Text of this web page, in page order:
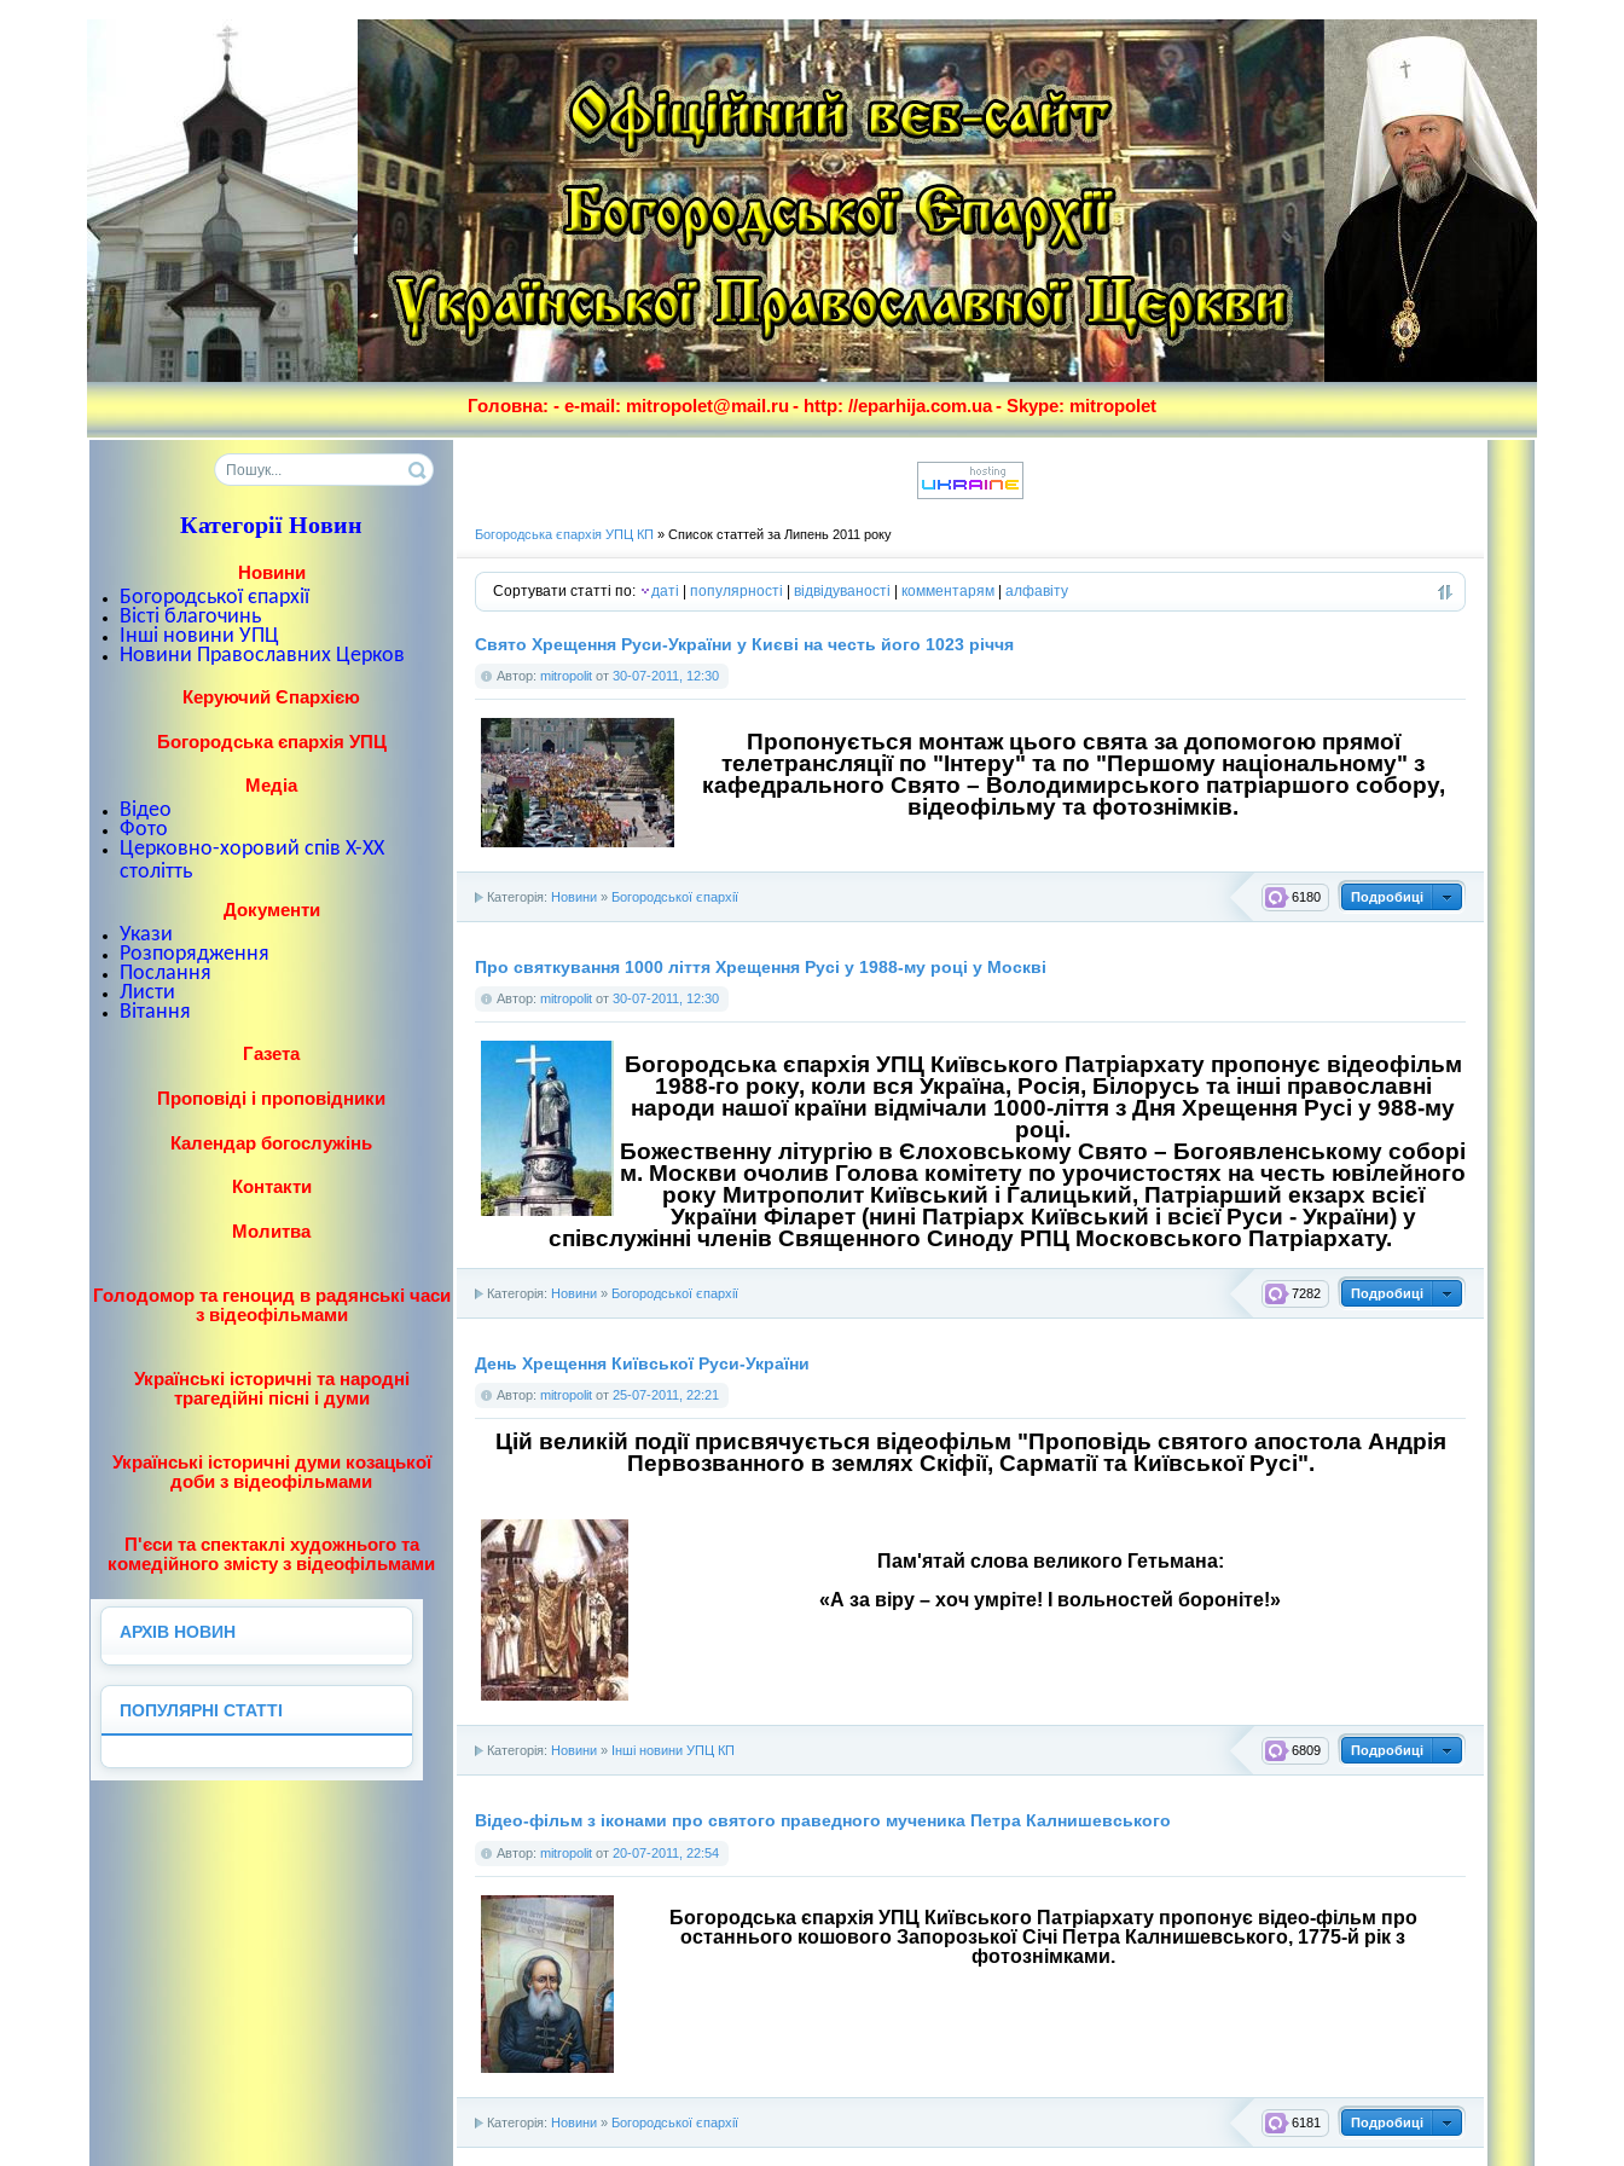
Головна: - e-mail: mitropolet@mail.ru- http: //eparhija.com.ua- Skype: mitropolet
Категорії Новин
Новини
Богородської єпархії
Вісті благочинь
Інші новини УПЦ
Новини Православних Церков
Керуючий Єпархією
Богородська єпархія УПЦ
Медіа
Відео
Фото
Церковно-хоровий спів X-XX
столітть
Документи
Укази
Розпорядження
Послання
Листи
Вітання
Газета
Проповіді і проповідники
Календар богослужінь
Контакти
Молитва
Голодомор та геноцид в радянські часи
з відеофільмами
Українські історичні та народні
трагедійні пісні і думи
Українські історичні думи козацької
доби з відеофільмами
П'єси та спектаклі художнього та
комедійного змісту з відеофільмами
АРХІВ НОВИН
ПОПУЛЯРНІ СТАТТІ
Богородська єпархія УПЦ КП » Список статтей за Липень 2011 року
Сортувати статті по: даті | популярності | відвідуваності | комментарям | алфавіту
Свято Хрещення Руси-України у Києві на честь його 1023 річчя
Автор: mitropolit от 30-07-2011, 12:30
Пропонується монтаж цього свята за допомогою прямої
телетрансляції по "Інтеру" та по "Першому національному" з
кафедрального Свято – Володимирського патріаршого собору,
відеофільму та фотознімків.
Подробиці
6180
Категорія: Новини » Богородської єпархії
Про святкування 1000 ліття Хрещення Русі у 1988-му році у Москві
Автор: mitropolit от 30-07-2011, 12:30
Богородська єпархія УПЦ Київського Патріархату пропонує відеофільм
1988-го року, коли вся Україна, Росія, Білорусь та інші православні
народи нашої країни відмічали 1000-ліття з Дня Хрещення Русі у 988-му
році.
Божественну літургію в Єлоховському Свято – Богоявленському соборі
м. Москви очолив Голова комітету по урочистостях на честь ювілейного
року Митрополит Київський і Галицький, Патріарший екзарх всієї
України Філарет (нині Патріарх Київський і всієї Руси - України) у
співслужінні членів Священного Синоду РПЦ Московського Патріархату.
Подробиці
7282
Категорія: Новини » Богородської єпархії
День Хрещення Київської Руси-України
Автор: mitropolit от 25-07-2011, 22:21
Цій великій події присвячується відеофільм "Проповідь святого апостола Андрія
Первозванного в землях Скіфії, Сарматії та Київської Русі".
Пам'ятай слова великого Гетьмана:
«А за віру – хоч умріте! І вольностей бороніте!»
Подробиці
6809
Категорія: Новини » Інші новини УПЦ КП
Відео-фільм з іконами про святого праведного мученика Петра Калнишевського
Автор: mitropolit от 20-07-2011, 22:54
Богородська єпархія УПЦ Київського Патріархату пропонує відео-фільм про
останнього кошового Запорозької Січі Петра Калнишевського, 1775-й рік з
фотознімками.
Подробиці
6181
Категорія: Новини » Богородської єпархії